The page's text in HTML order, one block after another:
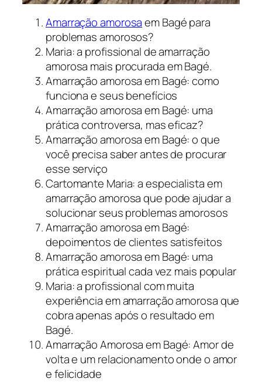
Amarração amorosaem Bagé para
problemas amorosos?
Maria: a profissional de amarração
amorosa mais procurada em Bagé.
Amarração amorosa em Bagé: como
funciona e seus benefícios
Amarração amorosa em Bagé: uma
prática controversa, mas eficaz?
Amarração amorosa em Bagé: o que
você precisa saber antes de procurar
esse serviço
Cartomante Maria: a especialista em
amarração amorosa que pode ajudar a
solucionar seus problemas amorosos
Amarração amorosa em Bagé:
depoimentos de clientes satisfeitos
Amarração amorosa em Bagé: uma
prática espiritual cada vez mais popular
Maria: a profissional com muita
experiência em amarração amorosa que
cobra apenas após o resultado em
Bagé.
Amarração Amorosa em Bagé: Amor de
volta e um relacionamento onde o amor
e felicidade